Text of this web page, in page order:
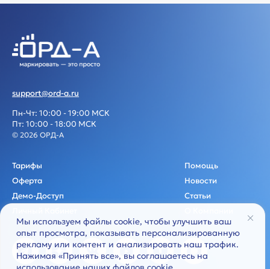
Мы используем файлы cookie, чтобы улучшить ваш
опыт просмотра, показывать персонализированную
рекламу или контент и анализировать наш трафик.
Нажимая «Принять все», вы соглашаетесь на
support@ord-a.ru
Пн-Чт: 10:00 - 19:00 МСК
Пт: 10:00 - 18:00 МСК
© 2026 ОРД-А
Тарифы
Оферта
Демо-Доступ
Помощь
Новости
Статьи